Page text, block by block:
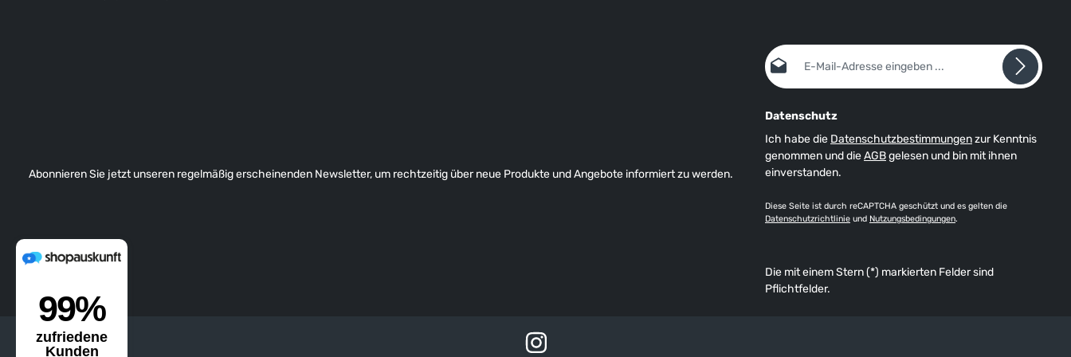
Abonnieren Sie jetzt unseren regelmäßig erscheinenden Newsletter, um rechtzeitig über neue Produkte und Angebote informiert zu werden.
E-Mail-Adresse*
Datenschutz
Ich habe die Datenschutzbestimmungenzur Kenntnis
genommen und dieAGBgelesen und bin mit ihnen
einverstanden.
Diese Seite ist durch reCAPTCHA geschützt und es gelten die
Datenschutzrichtlinie und Nutzungsbedingungen.
Die mit einem Stern (*) markierten Felder sind
Pflichtfelder.